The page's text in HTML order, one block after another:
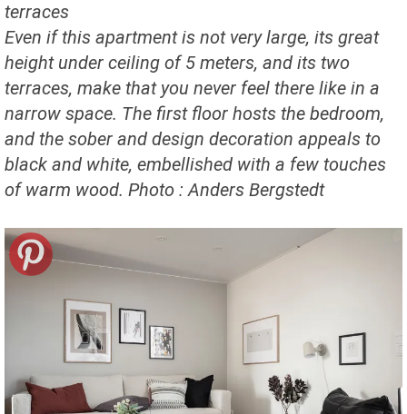
terraces
Even if this apartment is not very large, its great
height under ceiling of 5 meters, and its two
terraces, make that you never feel there like in a
narrow space. The first floor hosts the bedroom,
and the sober and design decoration appeals to
black and white, embellished with a few touches
of warm wood. Photo : Anders Bergstedt